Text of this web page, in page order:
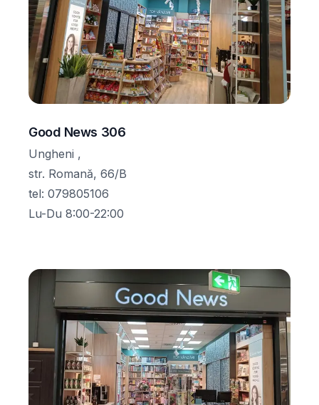
Good News 306
Ungheni ,
str. Romană, 66/B
tel: 079805106
Lu-Du 8:00-22:00